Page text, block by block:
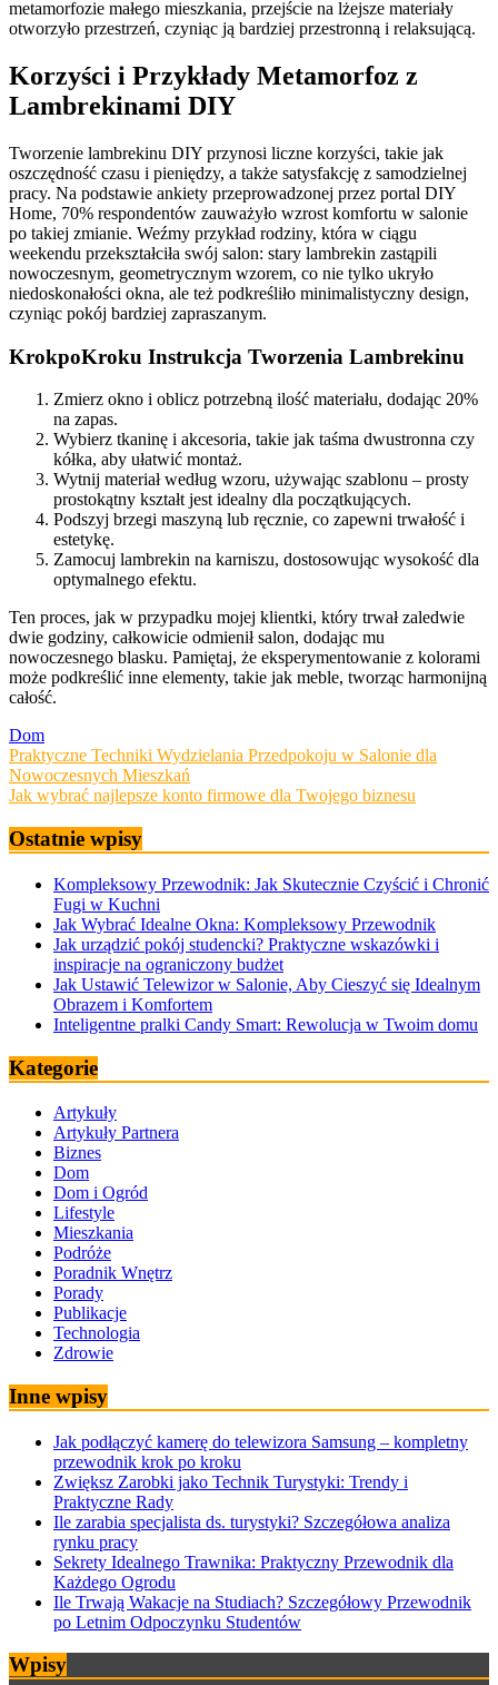
metamorfozie małego mieszkania, przejście na lżejsze materiały
otworzyło przestrzeń, czyniąc ją bardziej przestronną i relaksującą.
Korzyści i Przykłady Metamorfoz z
Lambrekinami DIY
Tworzenie lambrekinu DIY przynosi liczne korzyści, takie jak
oszczędność czasu i pieniędzy, a także satysfakcję z samodzielnej
pracy. Na podstawie ankiety przeprowadzonej przez portal DIY
Home, 70% respondentów zauważyło wzrost komfortu w salonie
po takiej zmianie. Weźmy przykład rodziny, która w ciągu
weekendu przekształciła swój salon: stary lambrekin zastąpili
nowoczesnym, geometrycznym wzorem, co nie tylko ukryło
niedoskonałości okna, ale też podkreśliło minimalistyczny design,
czyniąc pokój bardziej zapraszanym.
KrokpoKroku Instrukcja Tworzenia Lambrekinu
Zmierz okno i oblicz potrzebną ilość materiału, dodając 20%
na zapas.
Wybierz tkaninę i akcesoria, takie jak taśma dwustronna czy
kółka, aby ułatwić montaż.
Wytnij materiał według wzoru, używając szablonu – prosty
prostokątny kształt jest idealny dla początkujących.
Podszyj brzegi maszyną lub ręcznie, co zapewni trwałość i
estetykę.
Zamocuj lambrekin na karniszu, dostosowując wysokość dla
optymalnego efektu.
Ten proces, jak w przypadku mojej klientki, który trwał zaledwie
dwie godziny, całkowicie odmienił salon, dodając mu
nowoczesnego blasku. Pamiętaj, że eksperymentowanie z kolorami
może podkreślić inne elementy, takie jak meble, tworząc harmonijną
całość.
Dom
Nawigacja
wpisu
Praktyczne Techniki Wydzielania Przedpokoju w Salonie dla
Nowoczesnych Mieszkań
Jak wybrać najlepsze konto firmowe dla Twojego biznesu
Ostatnie wpisy
Kompleksowy Przewodnik: Jak Skutecznie Czyścić i Chronić
Fugi w Kuchni
Jak Wybrać Idealne Okna: Kompleksowy Przewodnik
Jak urządzić pokój studencki? Praktyczne wskazówki i
inspiracje na ograniczony budżet
Jak Ustawić Telewizor w Salonie, Aby Cieszyć się Idealnym
Obrazem i Komfortem
Inteligentne pralki Candy Smart: Rewolucja w Twoim domu
Kategorie
Artykuły
Artykuły Partnera
Biznes
Dom
Dom i Ogród
Lifestyle
Mieszkania
Podróże
Poradnik Wnętrz
Porady
Publikacje
Technologia
Zdrowie
Inne wpisy
Jak podłączyć kamerę do telewizora Samsung – kompletny
przewodnik krok po kroku
Zwiększ Zarobki jako Technik Turystyki: Trendy i
Praktyczne Rady
Ile zarabia specjalista ds. turystyki? Szczegółowa analiza
rynku pracy
Sekrety Idealnego Trawnika: Praktyczny Przewodnik dla
Każdego Ogrodu
Ile Trwają Wakacje na Studiach? Szczegółowy Przewodnik
po Letnim Odpoczynku Studentów
Wpisy